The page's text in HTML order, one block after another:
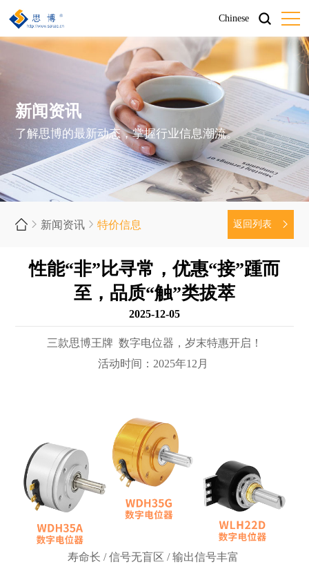
Chinese
新闻资讯
了解思博的最新动态，掌握行业信息潮流。
新闻资讯 特价信息 返回列表
性能“非”比寻常，优惠“接”踵而
至，品质“触”类拔萃
2025-12-05
三款思博王牌 数字电位器，岁末特惠开启！
活动时间：2025年12月
寿命长 / 信号无盲区 / 输出信号丰富